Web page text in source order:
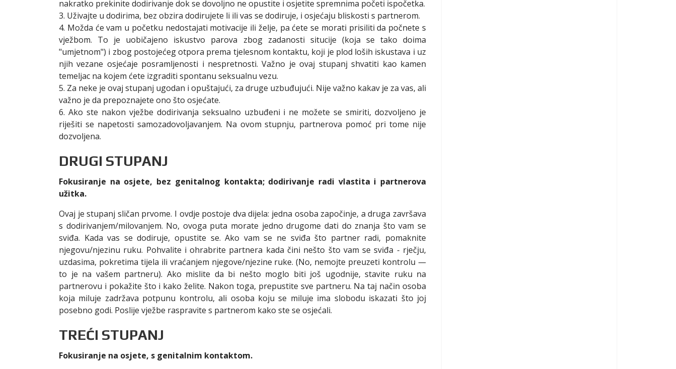
nakratko prekinite dodirivanje dok se dovoljno ne opustite i osjetite spremnima početi ispočetka.
3. Uživajte u dodirima, bez obzira dodirujete li ili vas se dodiruje, i osjećaju bliskosti s partnerom.
4. Možda će vam u početku nedostajati motivacije ili želje, pa ćete se morati prisiliti da počnete s
vježbom. To je uobičajeno iskustvo parova zbog zadanosti situcije (koja se tako doima
"umjetnom") i zbog postojećeg otpora prema tjelesnom kontaktu, koji je plod loših iskustava i uz
njih vezane osjećaje posramljenosti i nespretnosti. Važno je ovaj stupanj shvatiti kao kamen
temeljac na kojem ćete izgraditi spontanu seksualnu vezu.
5. Za neke je ovaj stupanj ugodan i opuštajući, za druge uzbuđujući. Nije važno kakav je za vas, ali
važno je da prepoznajete ono što osjećate.
6. Ako ste nakon vježbe dodirivanja seksualno uzbuđeni i ne možete se smiriti, dozvoljeno je
riješiti se napetosti samozadovoljavanjem. Na ovom stupnju, partnerova pomoć pri tome nije
dozvoljena.
DRUGI STUPANJ
Fokusiranje na osjete, bez genitalnog kontakta; dodirivanje radi vlastita i partnerova
užitka.
Ovaj je stupanj sličan prvome. I ovdje postoje dva dijela: jedna osoba započinje, a druga završava
s dodirivanjem/milovanjem. No, ovoga puta morate jedno drugome dati do znanja što vam se
sviđa. Kada vas se dodiruje, opustite se. Ako vam se ne sviđa što partner radi, pomaknite
njegovu/njezinu ruku. Pohvalite i ohrabrite partnera kada čini nešto što vam se sviđa - rječju,
uzdasima, pokretima tijela ili vraćanjem njegove/njezine ruke. (No, nemojte preuzeti kontrolu —
to je na vašem partneru). Ako mislite da bi nešto moglo biti još ugodnije, stavite ruku na
partnerovu i pokažite što i kako želite. Nakon toga, prepustite sve partneru. Na taj način osoba
koja miluje zadržava potpunu kontrolu, ali osoba koju se miluje ima slobodu iskazati što joj
posebno godi. Poslije vježbe raspravite s partnerom kako ste se osjećali.
TREĆI STUPANJ
Fokusiranje na osjete, s genitalnim kontaktom.